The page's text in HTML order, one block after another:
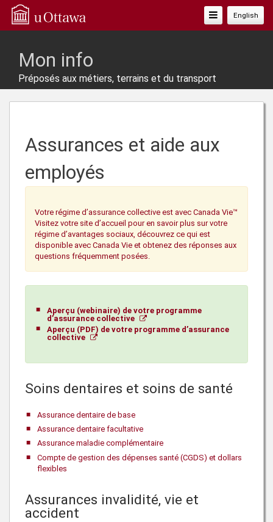
English
Basculer
La
Mon info
Préposés aux métiers, terrains et du transport
Assurances et aide aux
employés
Votre régime d’assurance collective est avec Canada Vie™
Visitez votre site d’accueil pour en savoir plus sur votre
régime d’avantages sociaux, découvrez ce qui est
disponible avec Canada Vie et obtenez des réponses aux
questions fréquemment posées.
Aperçu (webinaire) de votre programme
d’assurance collective
Aperçu (PDF) de votre programme d’assurance
collective
Soins dentaires et soins de santé
Assurance dentaire de base
Assurance dentaire facultative
Assurance maladie complémentaire
Compte de gestion des dépenses santé (CGDS) et dollars
flexibles
Assurances invalidité, vie et
accident